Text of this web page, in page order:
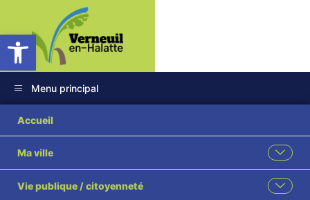
Ouvrir la barre d’outils
Menu principal
Accueil
Ma ville
Vie publique / citoyenneté